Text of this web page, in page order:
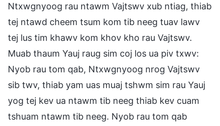
Ntxwgnyoog rau ntawm Vajtswv xub ntiag, thiab
tej ntawd cheem tsum kom tib neeg tuav lawv
tej lus tim khawv kom khov kho rau Vajtswv.
Muab thaum Yauj raug sim coj los ua piv txwv:
Nyob rau tom qab, Ntxwgnyoog nrog Vajtswv
sib twv, thiab yam uas muaj tshwm sim rau Yauj
yog tej kev ua ntawm tib neeg thiab kev cuam
tshuam ntawm tib neeg. Nyob rau tom qab